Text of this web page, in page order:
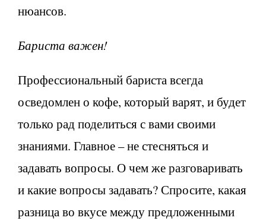
нюансов.
Бариста важен!
Профессиональный бариста всегда
осведомлен о кофе, который варят, и будет
только рад поделиться с вами своими
знаниями. Главное – не стесняться и
задавать вопросы. О чем же разговаривать
и какие вопросы задавать? Спросите, какая
разница во вкусе между предложенными